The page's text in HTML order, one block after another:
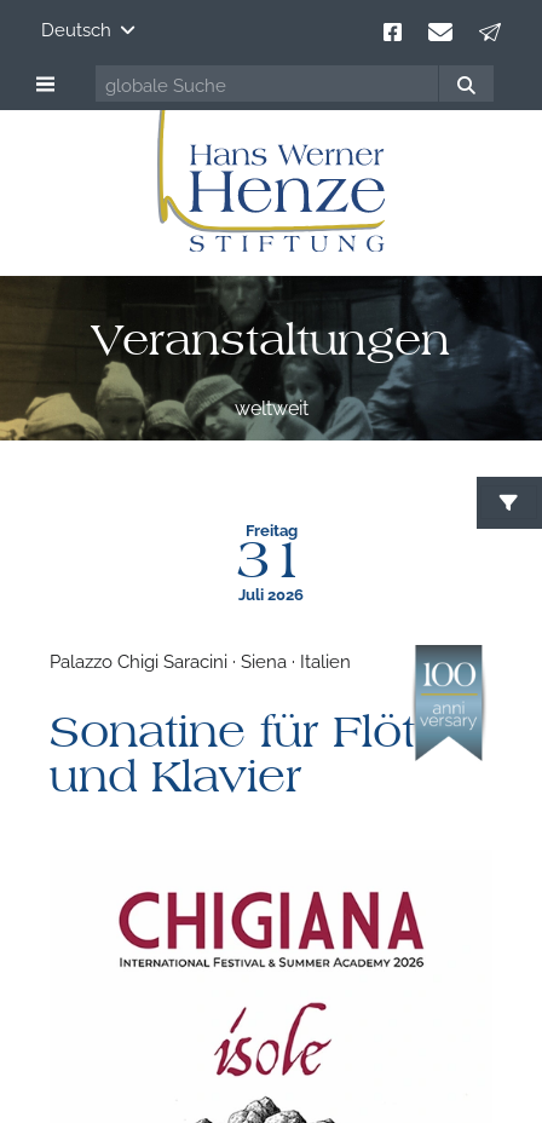
Deutsch
Veranstaltungen
weltweit
Freitag
31
Juli 2026
Palazzo Chigi Saracini · Siena · Italien
Sonatine für Flöte
und Klavier